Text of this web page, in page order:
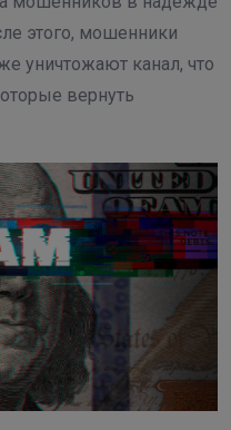
этого, мошенники
уничтожают канал, что
вернуть